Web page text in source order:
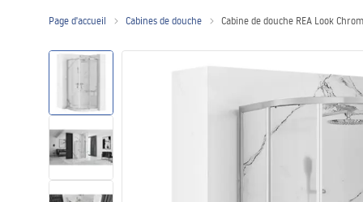
Receveurs de douche
Caniveaux de douche
Page d'accueil Cabines de douche Cabine de douche REA Look